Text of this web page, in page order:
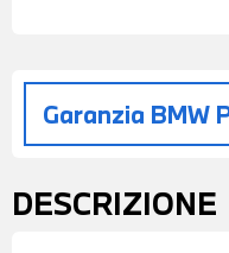
Garanzia BMW
DESCRIZIONE